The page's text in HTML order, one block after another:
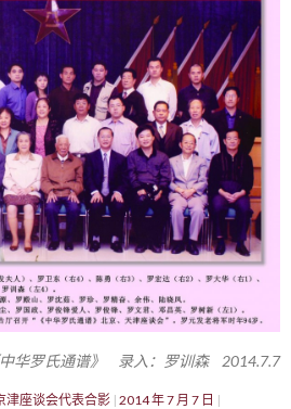
华罗氏通谱》 录入：罗训森 2014.7.7
津座谈会代表合影 2014 年 7 月 7 日